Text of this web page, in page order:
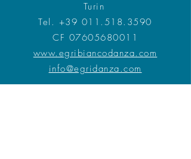
Turin
Tel. +39 011.518.3590
CF 07605680011
www.egribiancodanza.com
info@egridanza.com